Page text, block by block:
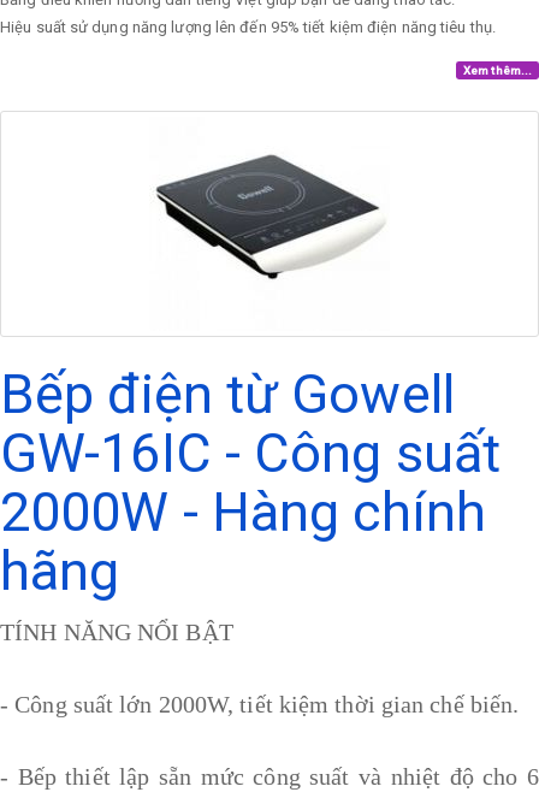
Hiệu suất sử dụng năng lượng lên đến 95% tiết kiệm điện năng tiêu thụ.
Xem thêm...
Bếp điện từ Gowell
GW-16IC - Công suất
2000W - Hàng chính
hãng
TÍNH NĂNG NỔI BẬT
- Công suất lớn 2000W, tiết kiệm thời gian chế biến.
- Bếp thiết lập sẵn mức công suất và nhiệt độ cho 6